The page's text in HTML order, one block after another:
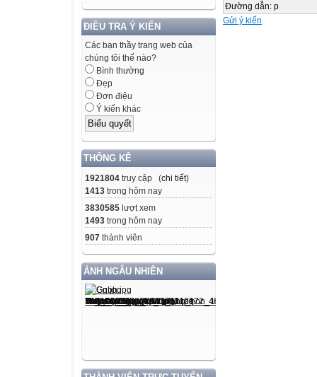
ĐIỀU TRA Ý KIẾN
Các bạn thầy trang web của
chúng tôi thế nào?
Bình thường
Đẹp
Đơn điệu
Ý kiến khác
THỐNG KÊ
1921804 truy cập (chi tiết)
1413 trong hôm nay
3830585 lượt xem
1493 trong hôm nay
907 thành viên
ẢNH NGẪU NHIÊN
Đường dẫn: p
Gửi ý kiến